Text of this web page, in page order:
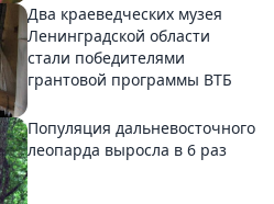
Два краеведческих музея
Ленинградской области
стали победителями
грантовой программы ВТБ
Популяция дальневосточного
леопарда выросла в 6 раз